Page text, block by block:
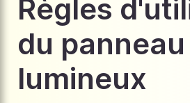
Règles
du panneau
lumineux